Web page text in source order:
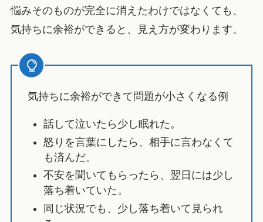
悩みそのものが完全に消えたわけではなくても、
気持ちに余裕ができると、見え方が変わります。
気持ちに余裕ができて問題が小さくなる例
話して泣いたら少し眠れた。
怒りを言葉にしたら、相手に言わなくて
も済んだ。
不安を聞いてもらったら、翌日には少し
落ち着いていた。
同じ状況でも、少し落ち着いて見られ